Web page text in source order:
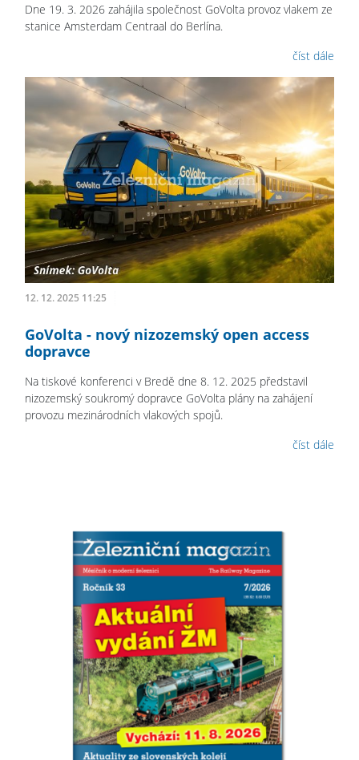
Dne 19. 3. 2026 zahájila společnost GoVolta provoz vlakem ze
stanice Amsterdam Centraal do Berlína.
číst dále
12. 12. 2025 11:25
GoVolta - nový nizozemský open access
dopravce
Na tiskové konferenci v Bredě dne 8. 12. 2025 představil
nizozemský soukromý dopravce GoVolta plány na zahájení
provozu mezinárodních vlakových spojů.
číst dále